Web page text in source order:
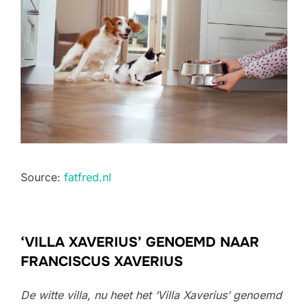
Source: fatfred.nl
‘VILLA XAVERIUS’ GENOEMD NAAR
FRANCISCUS XAVERIUS
De witte villa, nu heet het ‘Villa Xaverius’ genoemd